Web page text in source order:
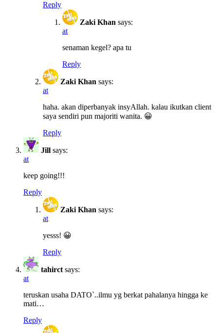
Reply
Zaki Khan says:
at
senaman kegel? apa tu
Reply
Zaki Khan says:
at
haha. akan diperbanyak insyAllah. kalau ikutkan client
saya sendiri pun majoriti wanita. 😀
Reply
Jill says:
at
keep going!!!
Reply
Zaki Khan says:
at
yesss! 😀
Reply
tahirct says:
at
teruskan usaha DATO`..ilmu yg berkat pahalanya hingga ke
mati…
Reply